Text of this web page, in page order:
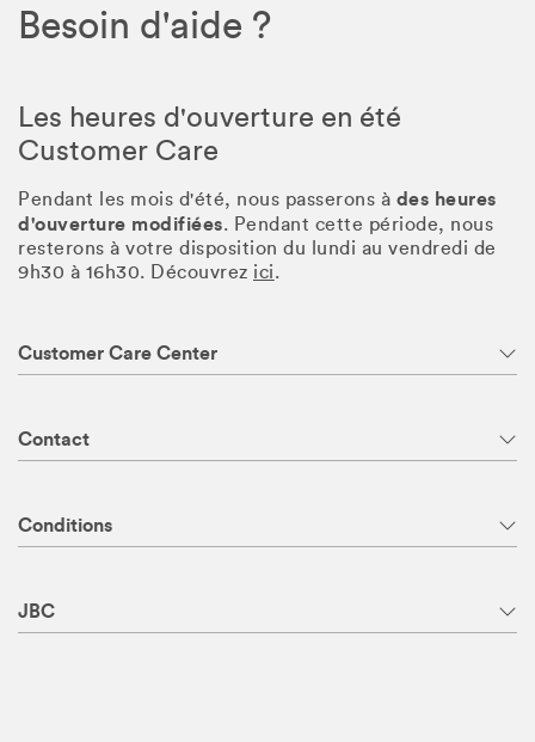
Besoin d'aide ?
Les heures d'ouverture en été
Customer Care
Pendant les mois d'été, nous passerons à des heures
d'ouverture modifiées. Pendant cette période, nous
resterons à votre disposition du lundi au vendredi de
9h30 à 16h30. Découvrez ici.
Customer Care Center
Contact
Conditions
JBC